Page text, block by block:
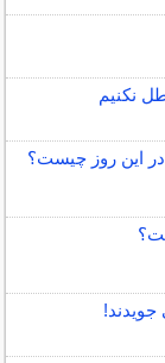
نکنیم
این روز چیست؟